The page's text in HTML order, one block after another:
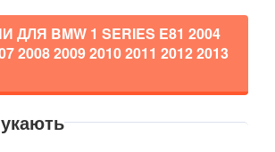
BMW 1 SERIES E81 2004
2008 2009 2010 2011 2012 2013